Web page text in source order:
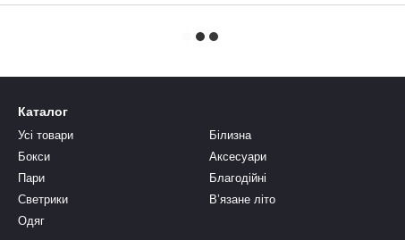
Каталог
Усі товари
Бокси
Пари
Светрики
Одяг
Білизна
Аксесуари
Благодійні
В’язане літо